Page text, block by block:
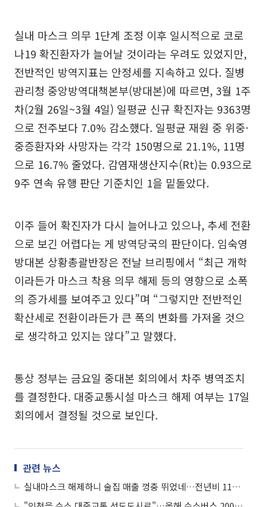
실내 마스크 의무 1단계 조정 이후 일시적으로 코로
나19 확진환자가 늘어날 것이라는 우려도 있었지만,
전반적인 방역지표는 안정세를 지속하고 있다. 질병
관리청 중앙방역대책본부(방대본)에 따르면, 3월 1주
차(2월 26일~3월 4일) 일평균 신규 확진자는 9363명
으로 전주보다 7.0% 감소했다. 일평균 재원 중 위중·
중증환자와 사망자는 각각 150명으로 21.1%, 11명
으로 16.7% 줄었다. 감염재생산지수(Rt)는 0.93으로
9주 연속 유행 판단 기준치인 1을 밑돌았다.
이주 들어 확진자가 다시 늘어나고 있으나, 추세 전환
으로 보긴 어렵다는 게 방역당국의 판단이다. 임숙영
방대본 상황총괄반장은 전날 브리핑에서 “최근 개학
이라든가 마스크 착용 의무 해제 등의 영향으로 소폭
의 증가세를 보여주고 있다”며 “그렇지만 전반적인
확산세로 전환이라든가 큰 폭의 변화를 가져올 것으
로 생각하고 있지는 않다”고 말했다.
통상 정부는 금요일 중대본 회의에서 차주 병역조치
를 결정한다. 대중교통시설 마스크 해제 여부는 17일
회의에서 결정될 것으로 보인다.
관련 뉴스
실내마스크 해제하니 술집 매출 껑충 뛰었네…전년비 115% ↑